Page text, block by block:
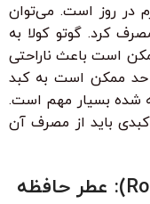
بین 200 تا 400 میلی‌گرم در روز است. می‌توان
کرد. گوتو کولا به
است باعث ناراحتی
ممکن است به کبد
شده بسیار مهم است.
کبدی باید از مصرف آن